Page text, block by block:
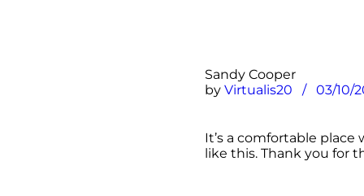
Sandy Cooper
by Virtualis20 03/10/
It’s a comfortable
like this. Thank you for